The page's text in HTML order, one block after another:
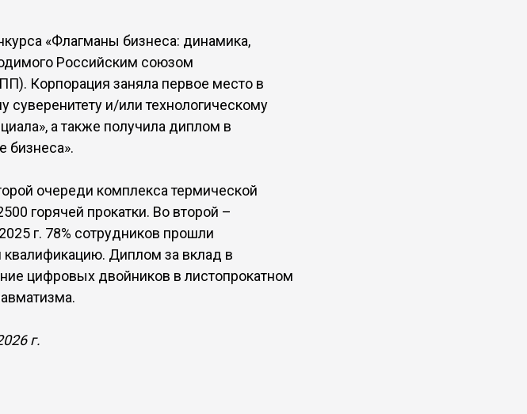
«Флагманы бизнеса: динамика,
Российским союзом
Корпорация заняла первое место в
суверенитету и/или технологическому
а также получила диплом в
бизнеса».
очереди комплекса термической
горячей прокатки. Во второй –
г. 78% сотрудников прошли
Диплом за вклад в
цифровых двойников в листопрокатном
г.